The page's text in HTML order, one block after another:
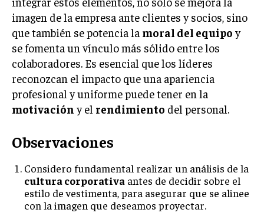
imagen de la empresa ante clientes y socios, sino
que también se potencia la moral del equipo y
se fomenta un vínculo más sólido entre los
colaboradores. Es esencial que los líderes
reconozcan el impacto que una apariencia
profesional y uniforme puede tener en la
motivación y el rendimiento del personal.
Observaciones
Considero fundamental realizar un análisis de la
cultura corporativa antes de decidir sobre el
estilo de vestimenta, para asegurar que se alinee
con la imagen que deseamos proyectar.